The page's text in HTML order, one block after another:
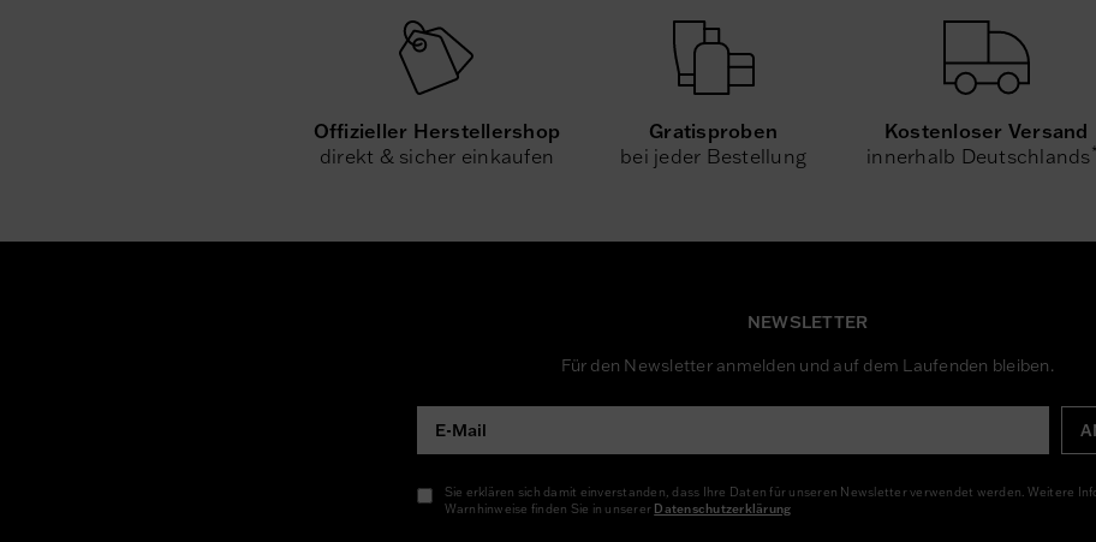
Offizieller Herstellershop
direkt & sicher einkaufen
Gratisproben
bei jeder Bestellung
Kostenloser Versand
innerhalb Deutschlands
NEWSLETTER
Für den Newsletter anmelden und auf dem Laufenden bleiben.
Sie erklären sich damit einverstanden, dass Ihre Daten für unseren Newsletter verwendet werden. Weitere
Warnhinweise finden Sie in unserer Daten­schutz­erklärung